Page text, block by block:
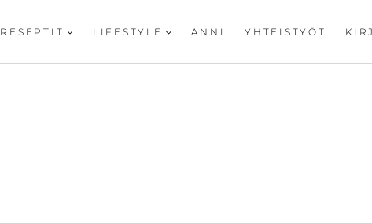
RESEPTIT LIFESTYLE ANNI YHTEISTYÖT